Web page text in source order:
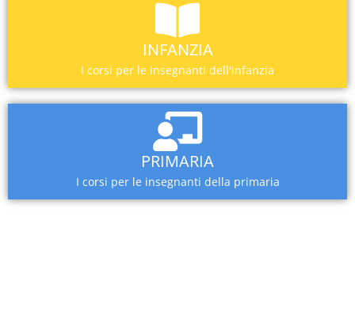
INFANZIA
I corsi per le insegnanti dell'infanzia
PRIMARIA
I corsi per le insegnanti della primaria